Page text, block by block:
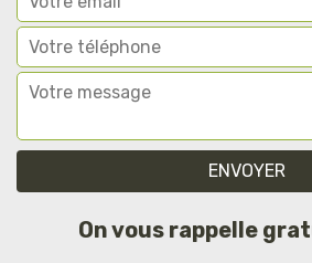
On vous rappelle